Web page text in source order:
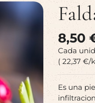
8,50
Cada
( 22,37 €/
Es una